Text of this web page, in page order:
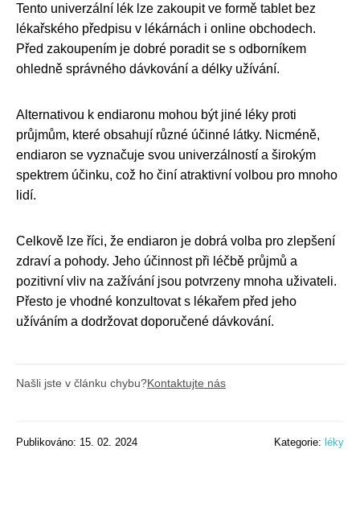
Tento univerzální lék lze zakoupit ve formě tablet bez
lékařského předpisu v lékárnách i online obchodech.
Před zakoupením je dobré poradit se s odborníkem
ohledně správného dávkování a délky užívání.
Alternativou k endiaronu mohou být jiné léky proti
průjmům, které obsahují různé účinné látky. Nicméně,
endiaron se vyznačuje svou univerzálností a širokým
spektrem účinku, což ho činí atraktivní volbou pro mnoho
lidí.
Celkově lze říci, že endiaron je dobrá volba pro zlepšení
zdraví a pohody. Jeho účinnost při léčbě průjmů a
pozitivní vliv na zažívání jsou potvrzeny mnoha uživateli.
Přesto je vhodné konzultovat s lékařem před jeho
užíváním a dodržovat doporučené dávkování.
Našli jste v článku chybu?Kontaktujte nás
Publikováno: 15. 02. 2024 Kategorie: léky